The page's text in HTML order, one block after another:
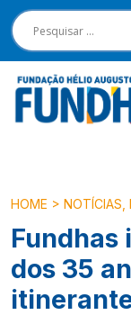
HOME > NOTÍCIAS
Fundhas
dos 35